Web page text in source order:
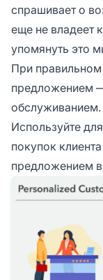
спрашивает о
еще не владеет
упомянуть это
При
предложением
обслуживанием.
Используйте
покупок
предложением